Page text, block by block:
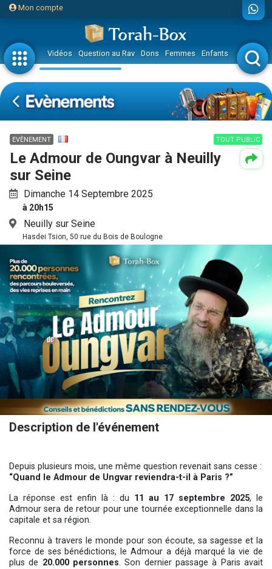
Mon compte
Vidéos Question au Rav Dons Femmes Enfants Etude sur
EVÈNEMENT TOUT PUBLIC
Le Admour de Oungvar à Neuilly
sur Seine
Dimanche 14 Septembre 2025
à 20h15
Neuilly sur Seine
Hasdei Tsion, 50 rue du Bois de Boulogne
Description de l'événement
Depuis plusieurs mois, une même question revenait sans cesse :
“Quand le Admour de Ungvar reviendra-t-il à Paris ?”
La réponse est enfin là : du 11 au 17 septembre 2025, le
Admour sera de retour pour une tournée exceptionnelle dans la
capitale et sa région.
Reconnu à travers le monde pour son écoute, sa sagesse et la
force de ses bénédictions, le Admour a déjà marqué la vie de
plus de 20.000 personnes. Son dernier passage à Paris avait